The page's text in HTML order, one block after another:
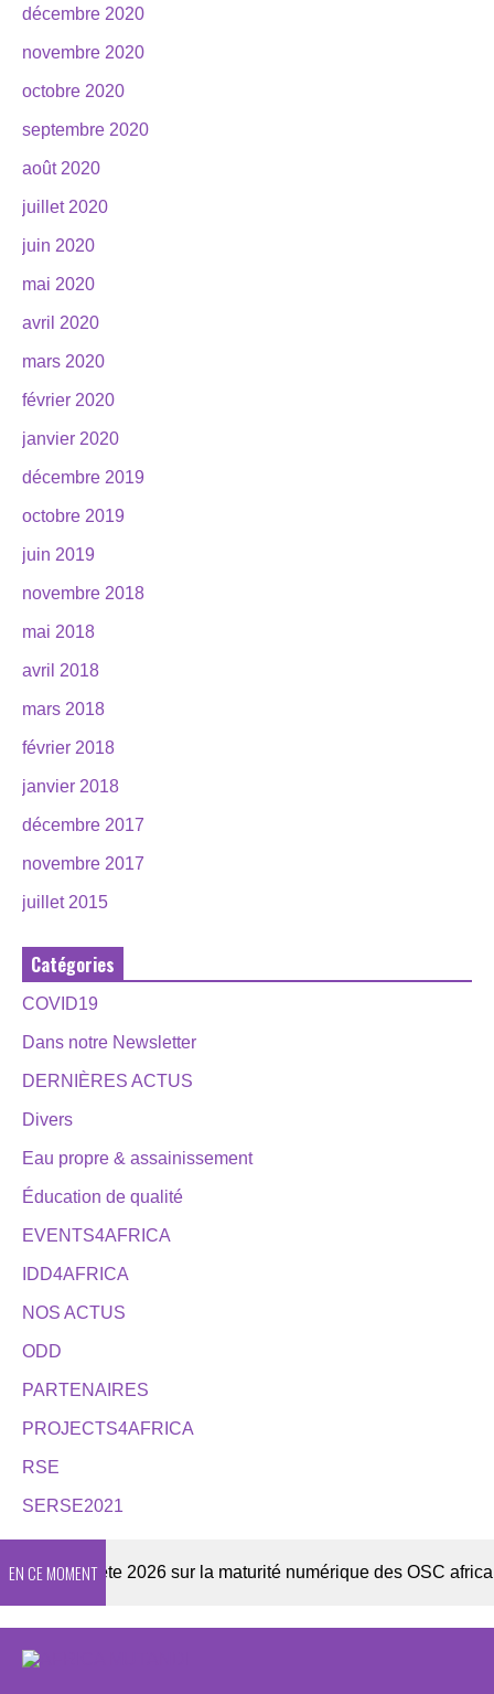
décembre 2020
novembre 2020
octobre 2020
septembre 2020
août 2020
juillet 2020
juin 2020
mai 2020
avril 2020
mars 2020
février 2020
janvier 2020
décembre 2019
octobre 2019
juin 2019
novembre 2018
mai 2018
avril 2018
mars 2018
février 2018
janvier 2018
décembre 2017
novembre 2017
juillet 2015
Catégories
COVID19
Dans notre Newsletter
DERNIÈRES ACTUS
Divers
Eau propre & assainissement
Éducation de qualité
EVENTS4AFRICA
IDD4AFRICA
NOS ACTUS
ODD
PARTENAIRES
PROJECTS4AFRICA
RSE
SERSE2021
EN CE MOMENT
Enquête 2026 sur la maturité numérique des OSC africaines